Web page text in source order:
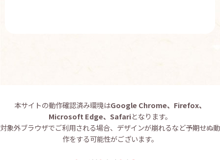
本サイトの動作確認済み環境はGoogle Chrome、Firefox、
Microsoft Edge、Safariとなります。
対象外ブラウザでご利用される場合、デザインが崩れるなど予期せぬ動
作をする可能性がございます。